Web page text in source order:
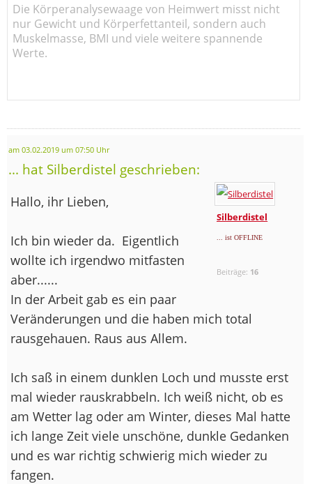
Die Körperanalysewaage von Heimwert misst nicht
nur Gewicht und Körperfettanteil, sondern auch
Muskelmasse, BMI und viele weitere spannende
Werte.
am 03.02.2019 um 07:50 Uhr
... hat Silberdistel geschrieben:
Silberdistel
... ist OFFLINE
Beiträge: 16
Hallo, ihr Lieben,
Ich bin wieder da. Eigentlich
wollte ich irgendwo mitfasten
aber......
In der Arbeit gab es ein paar
Veränderungen und die haben mich total
rausgehauen. Raus aus Allem.
Ich saß in einem dunklen Loch und musste erst
mal wieder rauskrabbeln. Ich weiß nicht, ob es
am Wetter lag oder am Winter, dieses Mal hatte
ich lange Zeit viele unschöne, dunkle Gedanken
und es war richtig schwierig mich wieder zu
fangen.